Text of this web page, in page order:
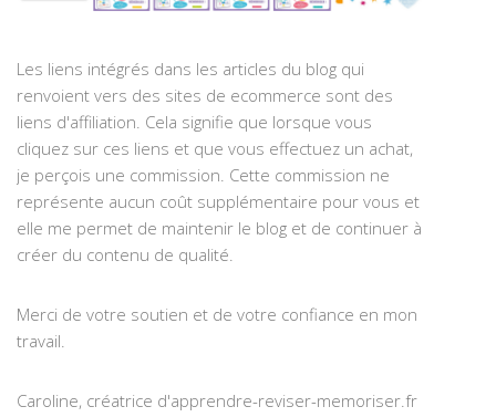
Les liens intégrés dans les articles du blog qui
renvoient vers des sites de ecommerce sont des
liens d'affiliation. Cela signifie que lorsque vous
cliquez sur ces liens et que vous effectuez un achat,
je perçois une commission. Cette commission ne
représente aucun coût supplémentaire pour vous et
elle me permet de maintenir le blog et de continuer à
créer du contenu de qualité.
Merci de votre soutien et de votre confiance en mon
travail.
Caroline, créatrice d'apprendre-reviser-memoriser.fr